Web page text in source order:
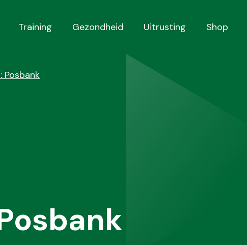
Training Gezondheid Uitrusting Shop
Posbank